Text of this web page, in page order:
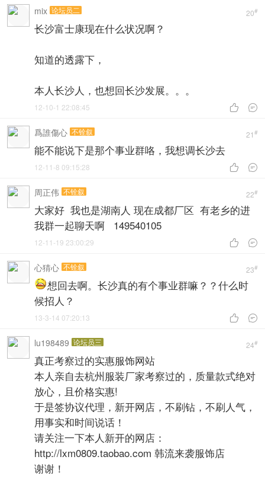
20#
mix 论坛员二
长沙富士康现在什么状况啊？
知道的透露下，
本人长沙人，也想回长沙发展。。。
 
12-10-1 22:08:45
21 #
爲誰傷心 不铨叙
能不能说下是那个事业群咯，我想调长沙去
 
12-11-8 09:15:28
22#
周正伟 不铨叙
大家好 我也是湖南人 现在成都厂区 有老乡的进
我群一起聊天啊 149540105
 
12-11-19 23:00:29
23#
心猜心 不铨叙
想回去啊。长沙真的有个事业群嘛？？什么时
候招人？
 
13-3-14 07:20:13
24#
lu198489 论坛员三
真正考察过的实惠服饰网站
本人亲自去杭州服装厂家考察过的，质量款式绝对
放心，且价格实惠!
于是签协议代理，新开网店，不刷钻，不刷人气，
用事实和时间说话！
请关注一下本人新开的网店：
http://lxm0809.taobao.com 韩流来袭服饰店
谢谢！